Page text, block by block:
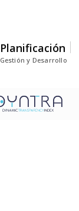
Planificación
Gestión y Desarrollo